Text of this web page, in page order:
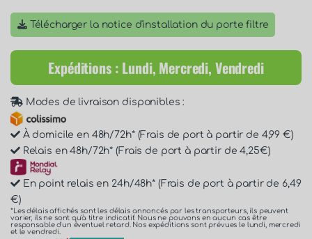
Télécharger la notice d'installation du porte filtre
Expéditions : Lundi, Mercredi, Vendredi
Modes de livraison disponibles :
À domicile en 48h/72h* (Frais de port à partir de 4,99 €)
Relais en 48h/72h* (Frais de port à partir de 4,25€)
En point relais en 24h/48h* (Frais de port à partir de 6,49
€)
*Les délais affichés sont les délais annoncés par les transporteurs, ils peuvent
varier, ils ne sont qu'à titre indicatif. Nous ne pouvons en aucun cas être
responsable d'un éventuel retard. Nos expéditions sont prévues le lundi, mercredi
et le vendredi.